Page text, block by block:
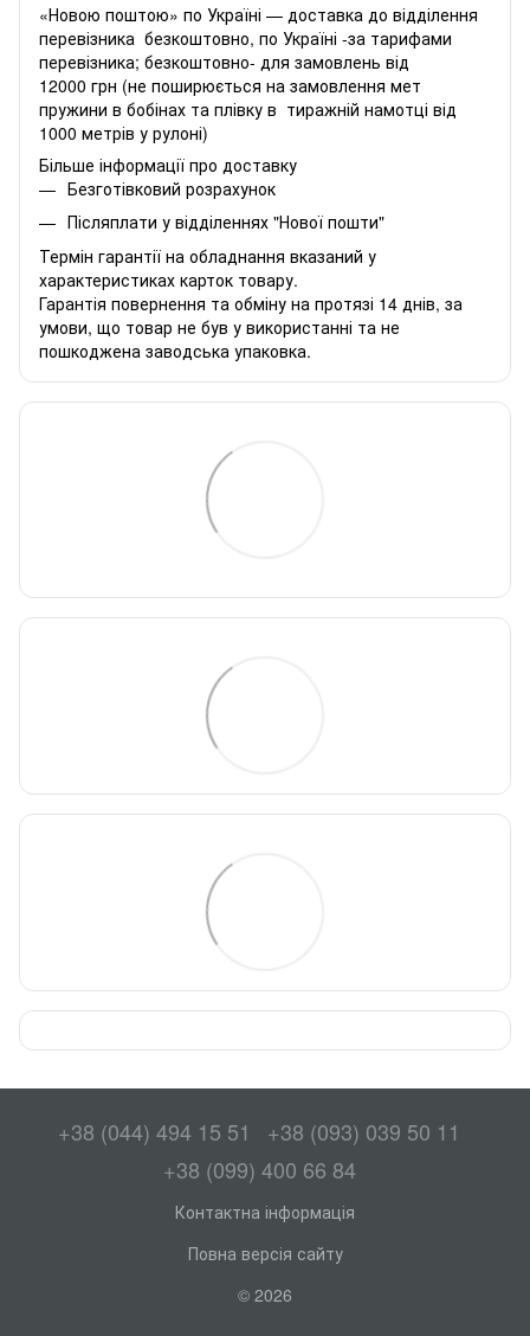
«Новою поштою» по Україні — доставка до відділення
перевізника безкоштовно, по Україні -за тарифами
перевізника; безкоштовно- для замовлень від
12000 грн (не поширюється на замовлення мет
пружини в бобінах та плівку в тиражній намотці від
1000 метрів у рулоні)
Більше інформації про доставку
Безготівковий розрахунок
Післяплати у відділеннях "Нової пошти"
Термін гарантії на обладнання вказаний у
характеристиках карток товару.
Гарантія повернення та обміну на протязі 14 днів, за
умови, що товар не був у використанні та не
пошкоджена заводська упаковка.
+38 (044) 494 15 51
+38 (093) 039 50 11
+38 (099) 400 66 84
Контактна інформація
Повна версія сайту
© 2026